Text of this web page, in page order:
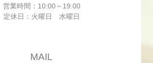
営業時間：10:00～19:00
定休日：火曜日 水曜日
MAIL